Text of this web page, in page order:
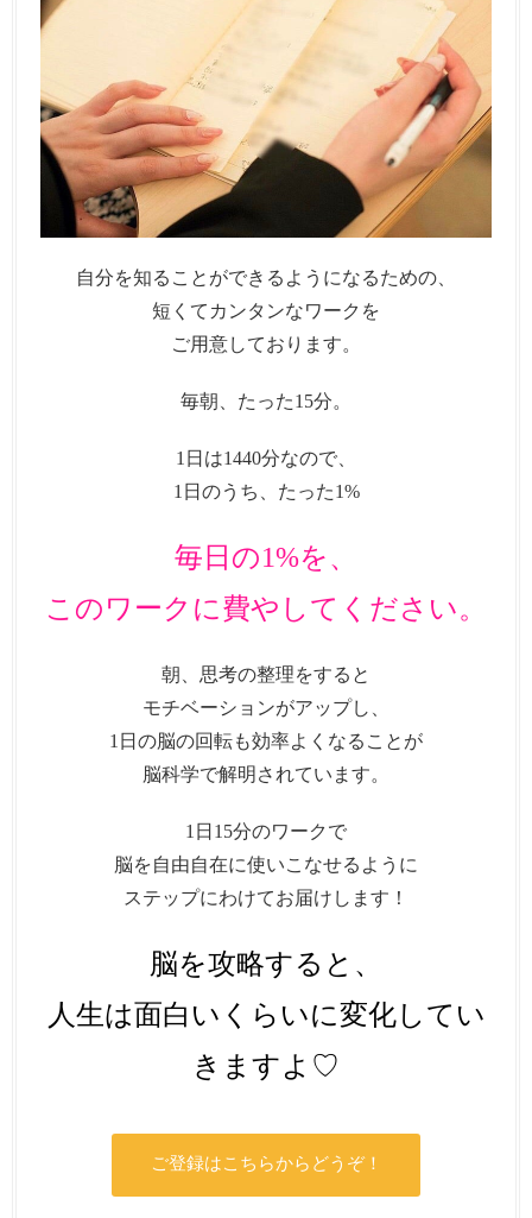
自分を知ることができるようになるための、
短くてカンタンなワークを
ご用意しております。
毎朝、たった15分。
1日は1440分なので、
1日のうち、たった1%
毎日の1%を、
このワークに費やしてください。
朝、思考の整理をすると
モチベーションがアップし、
1日の脳の回転も効率よくなることが
脳科学で解明されています。
1日15分のワークで
脳を自由自在に使いこなせるように
ステップにわけてお届けします！
脳を攻略すると、
人生は面白いくらいに変化してい
きますよ♡
ご登録はこちらからどうぞ！